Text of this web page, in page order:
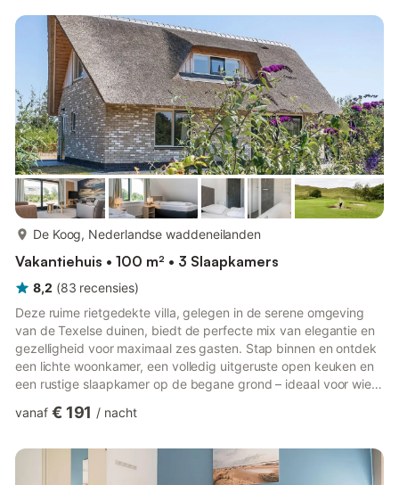
avonden. Er zijn twee volledig uitgeruste keukens met ovens,
magnetrons, vaatwassers en koel-vriescombinatie...
De Koog, Nederlandse waddeneilanden
Vakantiehuis • 100 m² • 3 Slaapkamers
8,2 (83 recensies)
Deze ruime rietgedekte villa, gelegen in de serene omgeving
van de Texelse duinen, biedt de perfecte mix van elegantie en
gezelligheid voor maximaal zes gasten. Stap binnen en ontdek
een lichte woonkamer, een volledig uitgeruste open keuken en
een rustige slaapkamer op de begane grond – ideaal voor wie
een vaatwasser, combimagnetron en twee stijlvolle badkamers,
verblijf. Op slechts enkele minuten van het bruisende dorp De
Koog en op korte loopafstand of fietstocht van de Te...
vanaf € 191 / nacht